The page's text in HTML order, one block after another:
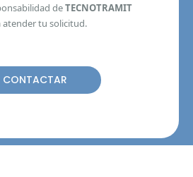
deTECNOTRAMIT
tu solicitud.